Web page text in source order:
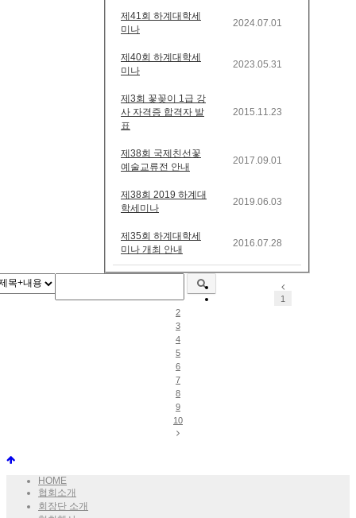
제41회 하계대학세
미나
2024.07.01
제40회 하계대학세
미나
2023.05.31
제3회 꽃꽂이 1급 강
사 자격증 합격자 발
표
2015.11.23
제38회 국제친선꽃
예술교류전 안내
2017.09.01
제38회 2019 하계대
학세미나
2019.06.03
제35회 하계대학세
미나 개최 안내
2016.07.28
1
2
3
4
5
6
7
8
9
10
HOME
협회소개
회장단 소개